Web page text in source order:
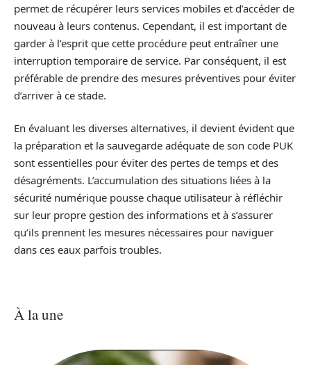
permet de récupérer leurs services mobiles et d’accéder de
nouveau à leurs contenus. Cependant, il est important de
garder à l’esprit que cette procédure peut entraîner une
interruption temporaire de service. Par conséquent, il est
préférable de prendre des mesures préventives pour éviter
d’arriver à ce stade.
En évaluant les diverses alternatives, il devient évident que
la préparation et la sauvegarde adéquate de son code PUK
sont essentielles pour éviter des pertes de temps et des
désagréments. L’accumulation des situations liées à la
sécurité numérique pousse chaque utilisateur à réfléchir
sur leur propre gestion des informations et à s’assurer
qu’ils prennent les mesures nécessaires pour naviguer
dans ces eaux parfois troubles.
À la une